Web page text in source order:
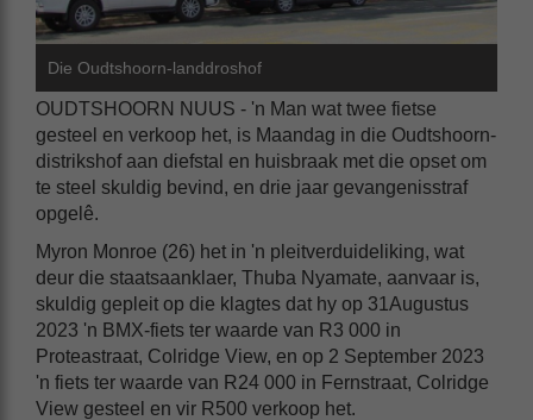
Die Oudtshoorn-landdroshof
OUDTSHOORN NUUS - 'n Man wat twee fietse
gesteel en verkoop het, is Maandag in die Oudtshoorn-
distrikshof aan diefstal en huisbraak met die opset om
te steel skuldig bevind, en drie jaar gevangenisstraf
opgelê.
Myron Monroe (26) het in 'n pleitverduideliking, wat
deur die staatsaanklaer, Thuba Nyamate, aanvaar is,
skuldig gepleit op die klagtes dat hy op 31Augustus
2023 'n BMX-fiets ter waarde van R3 000 in
Proteastraat, Colridge View, en op 2 September 2023
'n fiets ter waarde van R24 000 in Fernstraat, Colridge
View gesteel en vir R500 verkoop het.